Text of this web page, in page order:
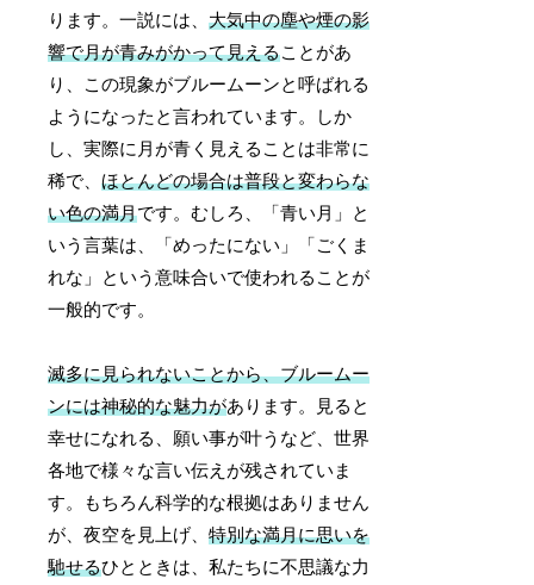
ります。一説には、大気中の塵や煙の影
響で月が青みがかって見えることがあ
り、この現象がブルームーンと呼ばれる
ようになったと言われています。しか
し、実際に月が青く見えることは非常に
稀で、ほとんどの場合は普段と変わらな
い色の満月です。むしろ、「青い月」と
いう言葉は、「めったにない」「ごくま
れな」という意味合いで使われることが
一般的です。
滅多に見られないことから、ブルームー
ンには神秘的な魅力があります。見ると
幸せになれる、願い事が叶うなど、世界
各地で様々な言い伝えが残されていま
す。もちろん科学的な根拠はありません
が、夜空を見上げ、特別な満月に思いを
馳せるひとときは、私たちに不思議な力